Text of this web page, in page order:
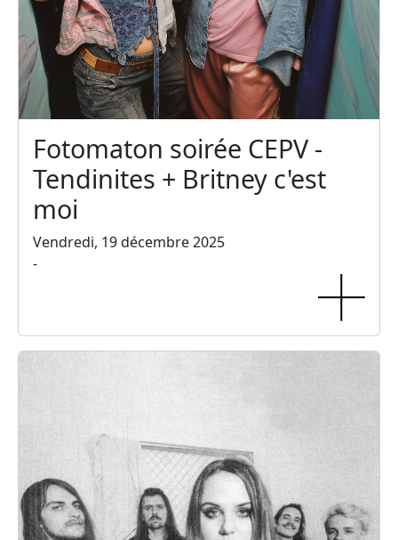
Fotomaton soirée CEPV -
Tendinites + Britney c'est
moi
Vendredi, 19 décembre 2025
-